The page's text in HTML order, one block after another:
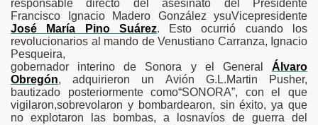
responsable directo del asesinato del Presidente
Francisco Ignacio Madero González ysuVicepresidente
José María Pino Suárez. Esto ocurrió cuando los
revolucionarios al mando de Venustiano Carranza, Ignacio
Pesqueira,
gobernador interino de Sonora y el General Álvaro
Obregón, adquirieron un Avión G.L.Martin Pusher,
bautizado posteriormente como“SONORA”, con el que
vigilaron,sobrevolaron y bombardearon, sin éxito, ya que
no explotaron las bombas, a losnavíos de guerra del